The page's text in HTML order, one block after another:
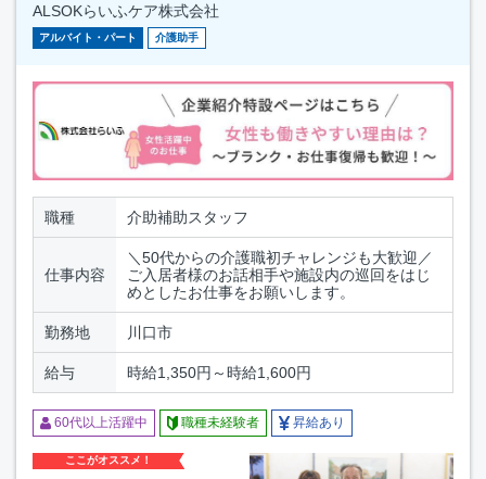
ALSOKらいふケア株式会社
アルバイト・パート 介護助手
職種 介助補助スタッフ
仕事内容
＼50代からの介護職初チャレンジも大歓迎／
ご入居者様のお話相手や施設内の巡回をはじ
めとしたお仕事をお願いします。
勤務地 川口市
給与 時給1,350円～時給1,600円
60代以上活躍中 職種未経験者 昇給あり
ここがオススメ！